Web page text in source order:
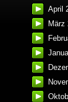
April
März